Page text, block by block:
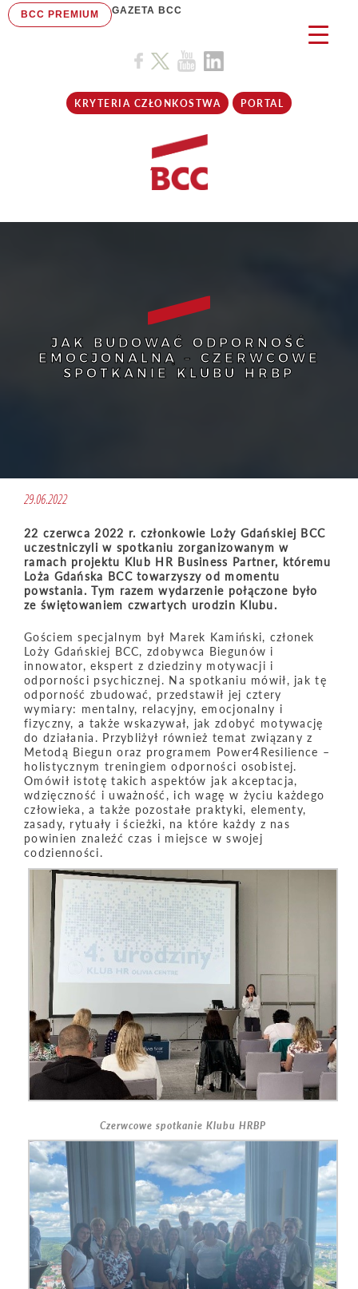
BCC PREMIUM GAZETA BCC
KRYTERIA CZŁONKOSTWA PORTAL
JAK BUDOWAĆ ODPORNOŚĆ
EMOCJONALNĄ – CZERWCOWE
SPOTKANIE KLUBU HRBP
29.06.2022
22 czerwca 2022 r. członkowie Loży Gdańskiej BCC
uczestniczyli w spotkaniu zorganizowanym w
ramach projektu Klub HR Business Partner, któremu
Loża Gdańska BCC towarzyszy od momentu
powstania. Tym razem wydarzenie połączone było
ze świętowaniem czwartych urodzin Klubu.
Gościem specjalnym był Marek Kamiński, członek
Loży Gdańskiej BCC, zdobywca Biegunów i
innowator, ekspert z dziedziny motywacji i
odporności psychicznej. Na spotkaniu mówił, jak tę
odporność zbudować, przedstawił jej cztery
wymiary: mentalny, relacyjny, emocjonalny i
fizyczny, a także wskazywał, jak zdobyć motywację
do działania. Przybliżył również temat związany z
Metodą Biegun oraz programem Power4Resilience –
holistycznym treningiem odporności osobistej.
Omówił istotę takich aspektów jak akceptacja,
wdzięczność i uważność, ich wagę w życiu każdego
człowieka, a także pozostałe praktyki, elementy,
zasady, rytuały i ścieżki, na które każdy z nas
powinien znaleźć czas i miejsce w swojej
codzienności.
Czerwcowe spotkanie Klubu HRBP